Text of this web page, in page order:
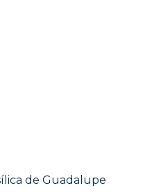
de Guadalupe